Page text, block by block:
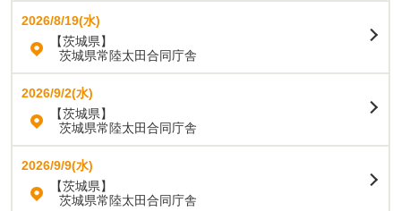
2026/8/19(水)
【茨城県】
茨城県常陸太田合同庁舎
2026/9/2(水)
【茨城県】
茨城県常陸太田合同庁舎
2026/9/9(水)
【茨城県】
茨城県常陸太田合同庁舎